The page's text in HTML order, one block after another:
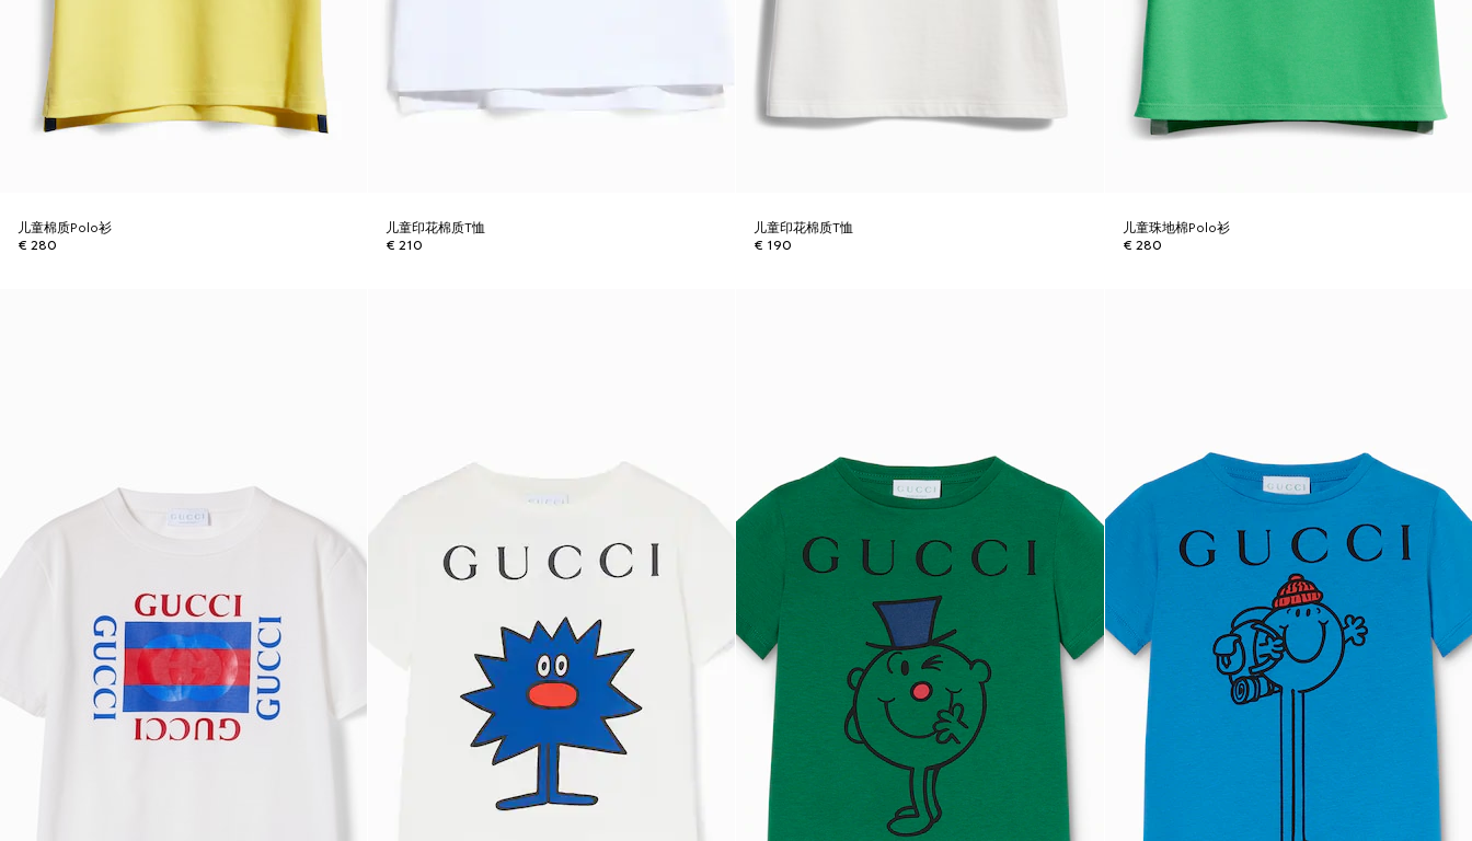
儿童棉质Polo衫
€ 280
儿童印花棉质T恤
€ 210
儿童印花棉质T恤
€ 190
儿童珠地棉Polo衫
€ 280